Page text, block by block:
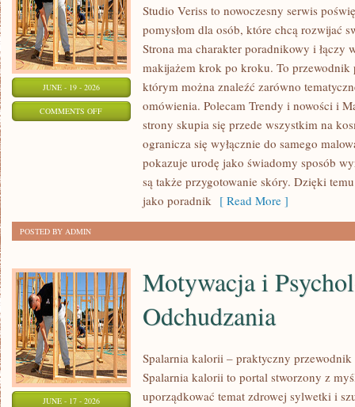
JUNE - 19 - 2026
COMMENTS OFFON
Studio Veriss to nowoczesny serwis
pomysłom dla osób, które chcą rozwijać
Strona ma charakter poradnikowy i łączy
makijażem krok po kroku. To
którym można znaleźć zarówno
omówienia. Polecam Trendy i nowości i
strony skupia się przede wszystkim na
ogranicza się wyłącznie do samego
pokazuje urodę jako świadomy sposób
są także przygotowanie skóry. Dzięki
jako poradnik [ Read More ]
POSTED BY ADMIN
JUNE - 17 - 2026
Motywacja i
Odchudzania
Spalarnia kalorii – praktyczny
Spalarnia kalorii to portal stworzony z
uporządkować temat zdrowej sylwetki i